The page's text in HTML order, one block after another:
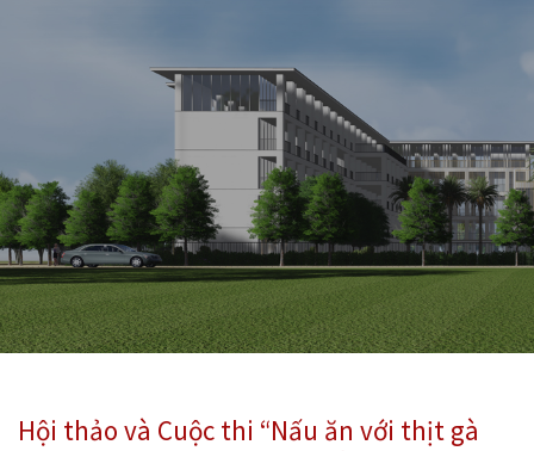
Hội thảo và Cuộc thi “Nấu ăn với thịt gà